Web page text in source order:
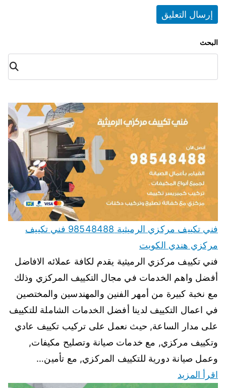
البحث
البح
ث
فني تكييف مركزي الرميثية 98548488 فني تكييف
مركزي هندي الكويت
فني تكييف مركزي الرميثية يقدم لكافة عملائه الافاضل
أفضل واهم الخدمات في مجال التكييف المركزي وذلك
مع نخبة كبيرة من أمهر الفنين والمهندسين والمختصين
في اعمال التكييف لدينا أفضل الخدمات الشاملة للتكييف
على مدار الساعة, حيث نعمل على تركيب تكييف عادي
وتكييف مركزي, مع خدمات صيانة وتصليح مكيفات,
وعمل صيانة دورية للتكييف المركزي, مع تأمين…
اقرأ المزيد